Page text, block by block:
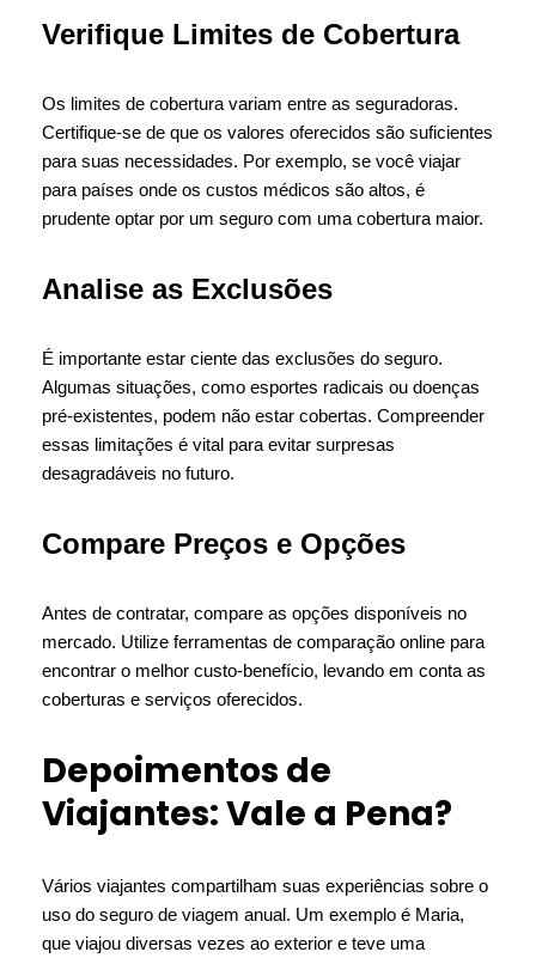
Verifique Limites de Cobertura
Os limites de cobertura variam entre as seguradoras.
Certifique-se de que os valores oferecidos são suficientes
para suas necessidades. Por exemplo, se você viajar
para países onde os custos médicos são altos, é
prudente optar por um seguro com uma cobertura maior.
Analise as Exclusões
É importante estar ciente das exclusões do seguro.
Algumas situações, como esportes radicais ou doenças
pré-existentes, podem não estar cobertas. Compreender
essas limitações é vital para evitar surpresas
desagradáveis no futuro.
Compare Preços e Opções
Antes de contratar, compare as opções disponíveis no
mercado. Utilize ferramentas de comparação online para
encontrar o melhor custo-benefício, levando em conta as
coberturas e serviços oferecidos.
Depoimentos de
Viajantes: Vale a Pena?
Vários viajantes compartilham suas experiências sobre o
uso do seguro de viagem anual. Um exemplo é Maria,
que viajou diversas vezes ao exterior e teve uma